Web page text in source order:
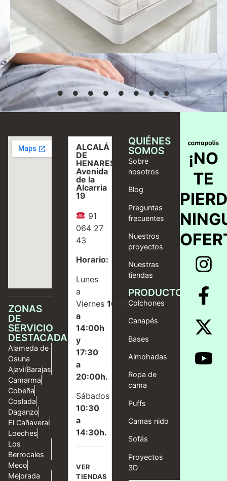
Desde 769,00 €
Seleccionar
opciones
ZONAS
DE
SERVICIO
DESTACADAS
Alameda de
Osuna
AjavilBarajas
Camarma
Cobeña
Coslada
Daganzo
El Cañaveral
Loeches
Los
Berrocales
Meco
Mejorada
ALCALÁ
DE
HENARES,
Avenida
de la
Alcarria
19
91
064 27
43
Horario:
Lunes
a
Viernes10:00
a
14:00h
y
17:30
a
20:00h.
Sábados
10:30
a
14:30h.
VER
TIENDAS
QUIÉNES
SOMOS
Sobre
nosotros
Blog
Preguntas
frecuentes
Nuestros
proyectos
Nuestras
tiendas
PRODUCTOS
Colchones
Canapés
Bases
Almohadas
Ropa de
cama
Puffs
Camas nido
Sofás
Proyectos
3D
¡NO
TE